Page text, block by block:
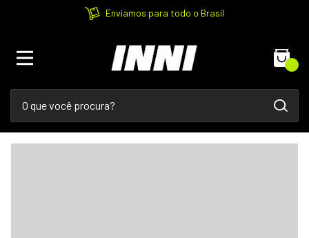
Enviamos para todo o Brasil